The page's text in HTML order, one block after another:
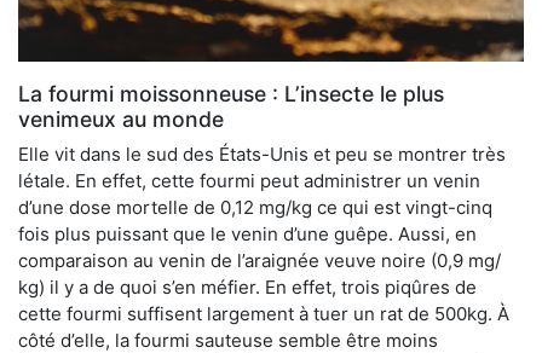
La fourmi moissonneuse : L’insecte le plus
venimeux au monde
Elle vit dans le sud des États-Unis et peu se montrer très
létale. En effet, cette fourmi peut administrer un venin
d’une dose mortelle de 0,12 mg/kg ce qui est vingt-cinq
fois plus puissant que le venin d’une guêpe. Aussi, en
comparaison au venin de l’araignée veuve noire (0,9 mg/
kg) il y a de quoi s’en méfier. En effet, trois piqûres de
cette fourmi suffisent largement à tuer un rat de 500kg. À
côté d’elle, la fourmi sauteuse semble être moins